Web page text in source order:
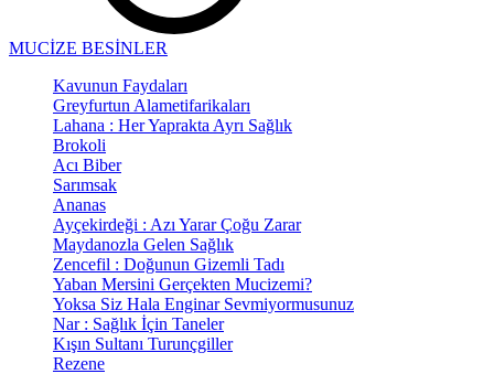
MUCİZE BESİNLER
Kavunun Faydaları
Greyfurtun Alametifarikaları
Lahana : Her Yaprakta Ayrı Sağlık
Brokoli
Acı Biber
Sarımsak
Ananas
Ayçekirdeği : Azı Yarar Çoğu Zarar
Maydanozla Gelen Sağlık
Zencefil : Doğunun Gizemli Tadı
Yaban Mersini Gerçekten Mucizemi?
Yoksa Siz Hala Enginar Sevmiyormusunuz
Nar : Sağlık İçin Taneler
Kışın Sultanı Turunçgiller
Rezene